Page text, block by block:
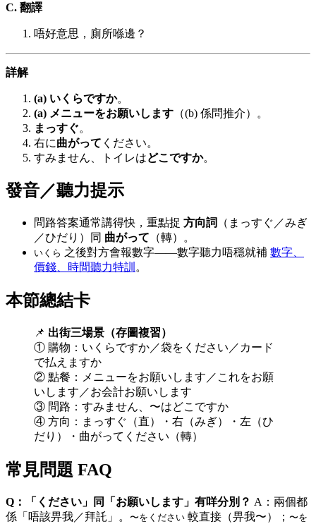
C. 翻譯
唔好意思，廁所喺邊？
詳解
(a) いくらですか。
(a) メニューをお願いします （(b) 係問推介）。
まっすぐ。
右に曲がって ください。
すみません、トイレはどこですか。
發音／聽力提示
問路答案通常講得快，重點捉 方向詞
（まっすぐ／みぎ
／ひだり）同 曲がって （轉）。
いくら 之後對方會報數字——數字聽力唔穩就補 數字、
價錢、時間聽力特訓 。
本節總結卡
📌 出街三場景（存圖複習）
① 購物：いくらですか／袋をください／カード
で払えますか
② 點餐：メニューをお願いします／これをお願
いします／お会計お願いします
③ 問路：すみません、〜はどこですか
④ 方向：まっすぐ（直）・右（みぎ）・左（ひ
だり）・曲がってください（轉）
常見問題 FAQ
Q：「ください」同「お願いします」有咩分別？ A：兩個都
係「唔該畀我／拜託」。 〜をください 較直接（畀我〜）； 〜を